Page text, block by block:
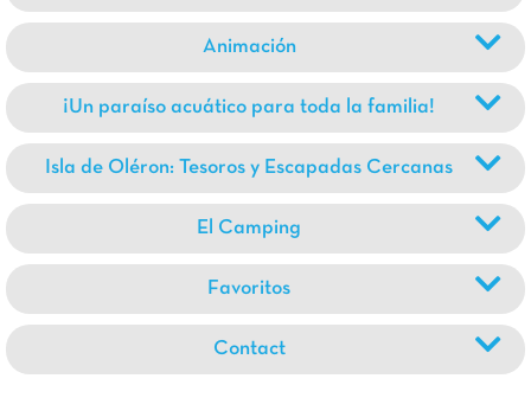
Animación
¡Un paraíso acuático para toda la familia!
Isla de Oléron: Tesoros y Escapadas Cercanas
El Camping
Favoritos
Contact